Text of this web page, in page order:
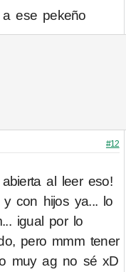
ese pekeño
#12
al leer eso!
con hijos ya... lo
igual por lo
pero mmm tener
muy ag no sé xD